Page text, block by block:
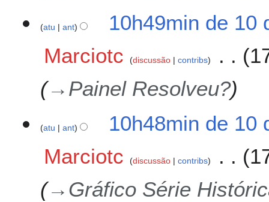
atu ant
10h49min de 10
Marciotc
discussão contribs
→ Painel Resolveu?
atu ant
10h48min de 10
Marciotc
discussão contribs
→ Gráfico Série